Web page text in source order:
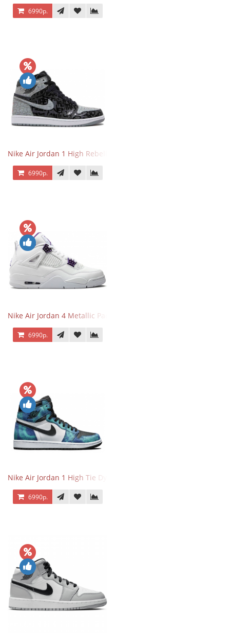
6990р.
Nike Air Jordan 1 High Rebellionaire
6990р.
Nike Air Jordan 4 Metallic Pack Purple
6990р.
Nike Air Jordan 1 High Tie Dye
6990р.